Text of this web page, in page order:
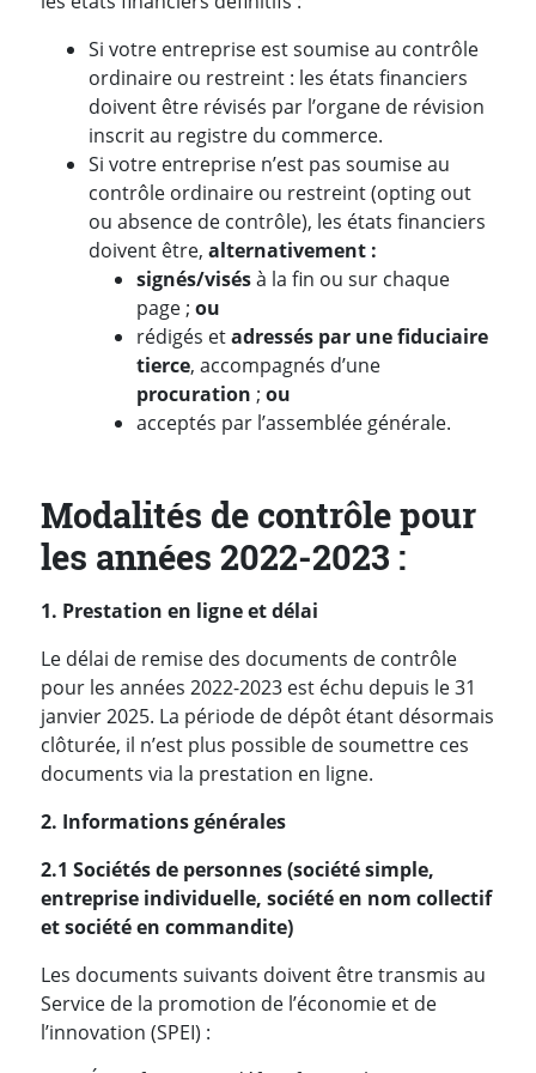
Si votre entreprise est soumise au contrôle
ordinaire ou restreint : les états financiers
doivent être révisés par l’organe de révision
inscrit au registre du commerce.
Si votre entreprise n’est pas soumise au
contrôle ordinaire ou restreint (opting out
ou absence de contrôle), les états financiers
doivent être, alternativement :
signés/visésà la fin ou sur chaque
page ; ou
rédigés etadressés par une fiduciaire
tierce, accompagnés d’une
procuration ; ou
acceptés par l’assemblée générale.
Modalités de contrôle pour
les années 2022-2023 :
1. Prestation en ligne et délai
Le délai de remise des documents de contrôle
pour les années 2022-2023 est échu depuis le 31
janvier 2025. La période de dépôt étant désormais
clôturée, il n’est plus possible de soumettre ces
documents via la prestation en ligne.
2. Informations générales
2.1 Sociétés de personnes(société simple,
entreprise individuelle, société en nom collectif
et société en commandite)
Les documents suivants doivent être transmis au
Service de la promotion de l’économie et de
l’innovation (SPEI) :